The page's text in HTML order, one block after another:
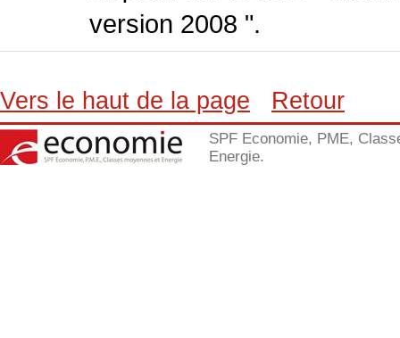
version 2008 ".
Vers le haut de la page Retour
SPF Economie, PME,
Energie.